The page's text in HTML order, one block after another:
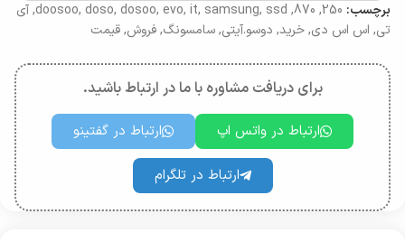
برچسب: 250
,
870
,
doosoo, doso, dosoo, evo, it, samsung, ssd
,آی
تی, اس اس دی,خرید, دوسو.آیتی,سامسونگ,فروش,قیمت
برای دریافت مشاوره با ما در ارتباط باشید.
ارتباط در واتس اپ ارتباط در گفتینو
ارتباط در تلگرام